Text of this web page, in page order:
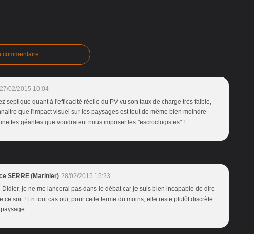
commentaire
27/02/2015 10:04
septique quant à l'efficacité réelle du PV vu son taux de charge très faible,
que l'impact visuel sur les paysages est tout de même bien moindre
géantes que voudraient nous imposer les "escroclogistes" !
SERRE (Marinier) 28/02/2015 15:23
Didier, je ne me lancerai pas dans le débat car je suis bien incapable de dire
ce soit ! En tout cas oui, pour cette ferme du moins, elle reste plutôt discrète